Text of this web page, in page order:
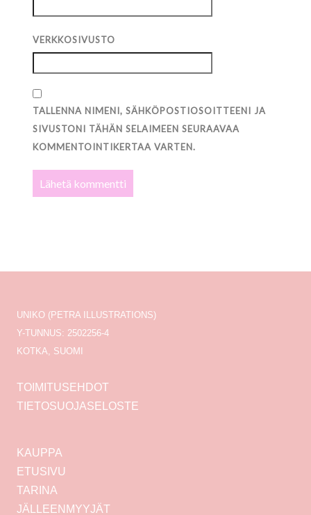
VERKKOSIVUSTO
TALLENNA NIMENI, SÄHKÖPOSTIOSOITTEENI JA
SIVUSTONI TÄHÄN SELAIMEEN SEURAAVAA
KOMMENTOINTIKERTAA VARTEN.
UNIKO (PETRA ILLUSTRATIONS)
Y-TUNNUS: 2502256-4
KOTKA, SUOMI
TOIMITUSEHDOT
TIETOSUOJASELOSTE
KAUPPA
ETUSIVU
TARINA
JÄLLEENMYYJÄT